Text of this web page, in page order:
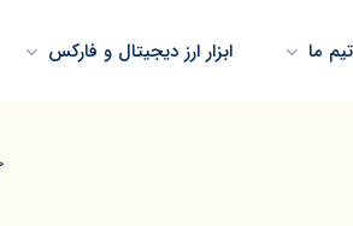
تیم ما ابزار ارز دیجیتال و فارکس